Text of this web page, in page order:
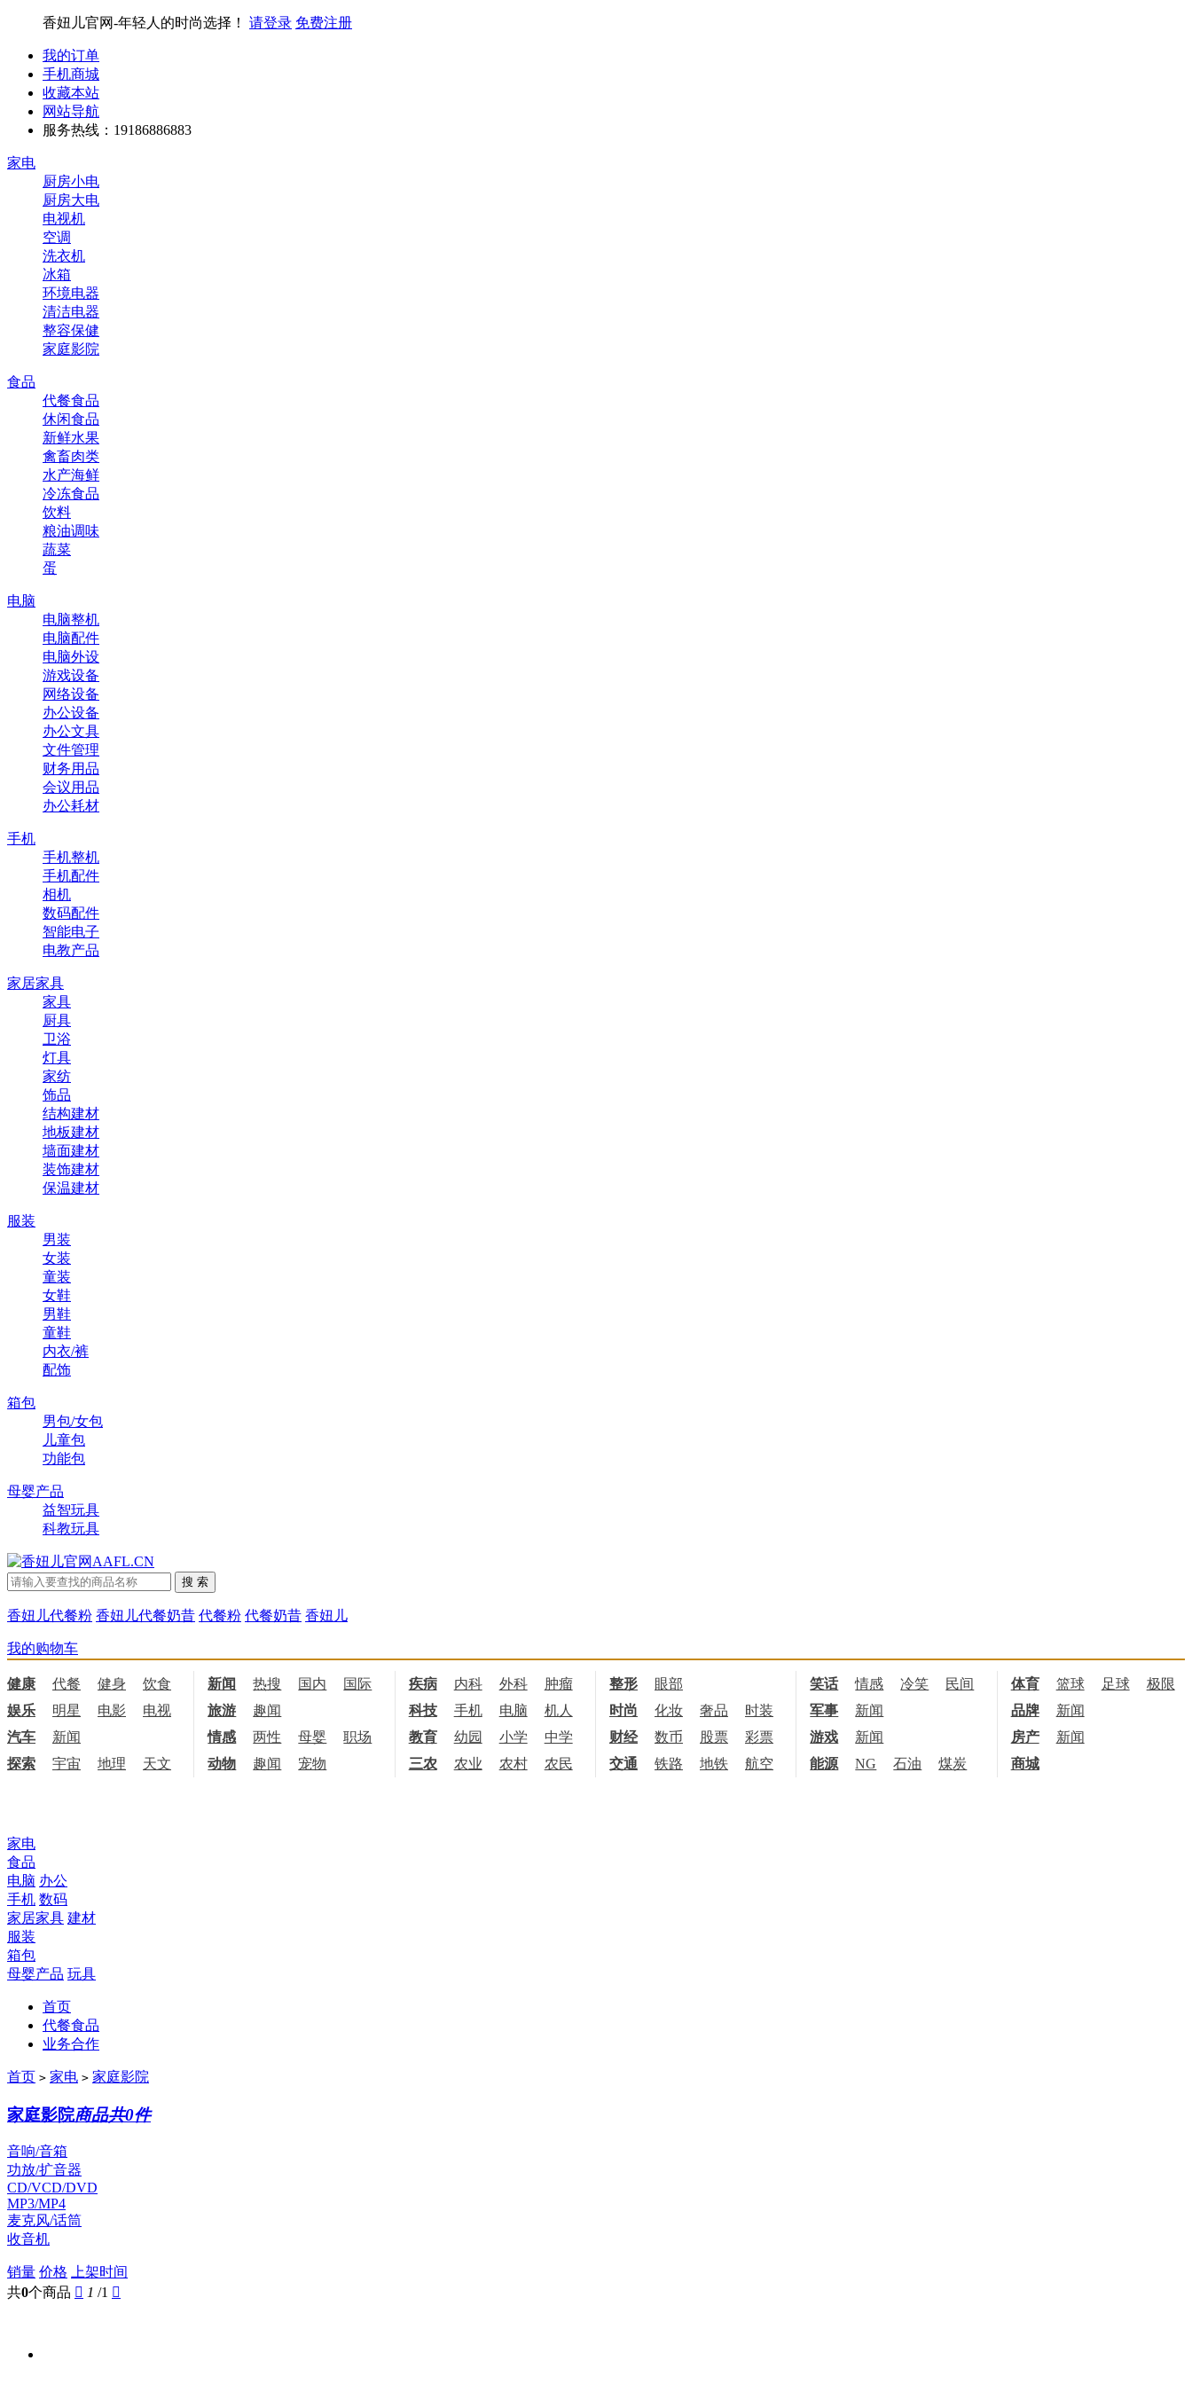
香妞儿官网-年轻人的时尚选择！ 请登录 免费注册
我的订单
手机商城
收藏本站
网站导航
服务热线：19186886883
家电
厨房小电
厨房大电
电视机
空调
洗衣机
冰箱
环境电器
清洁电器
整容保健
家庭影院
食品
代餐食品
休闲食品
新鲜水果
禽畜肉类
水产海鲜
冷冻食品
饮料
粮油调味
蔬菜
蛋
电脑
电脑整机
电脑配件
电脑外设
游戏设备
网络设备
办公设备
办公文具
文件管理
财务用品
会议用品
办公耗材
手机
手机整机
手机配件
相机
数码配件
智能电子
电教产品
家居家具
家具
厨具
卫浴
灯具
家纺
饰品
结构建材
地板建材
墙面建材
装饰建材
保温建材
服装
男装
女装
童装
女鞋
男鞋
童鞋
内衣/裤
配饰
箱包
男包/女包
儿童包
功能包
母婴产品
益智玩具
科教玩具
香妞儿代餐粉 香妞儿代餐奶昔 代餐粉 代餐奶昔 香妞儿
我的购物车
健康 代餐 健身 饮食 新闻 热搜 国内 国际 疾病 内科 外科 肿瘤 整形 眼部 笑话 情感 冷笑 民间 体育 篮球 足球
极限
娱乐
明星 电影 电视 旅游 趣闻 科技 手机 电脑 机人 时尚 化妆 奢品 时装 军事 新闻 品牌
新闻
汽车
新闻 情感 两性 母婴 职场 教育 幼园 小学 中学 财经 数币 股票 彩票 游戏 新闻 房产
新闻
探索
宇宙 地理 天文 动物 趣闻 宠物 三农 农业 农村 农民 交通 铁路 地铁 航空 能源 NG 石油 煤炭 商城
家电
食品
电脑 办公
手机 数码
家居家具 建材
服装
箱包
母婴产品 玩具
首页
代餐食品
业务合作
首页 > 家电 > 家庭影院
家庭影院商品共0件
音响/音箱
功放/扩音器
CD/VCD/DVD
MP3/MP4
麦克风/话筒
收音机
销量 价格 上架时间
共0个商品  1 /1 